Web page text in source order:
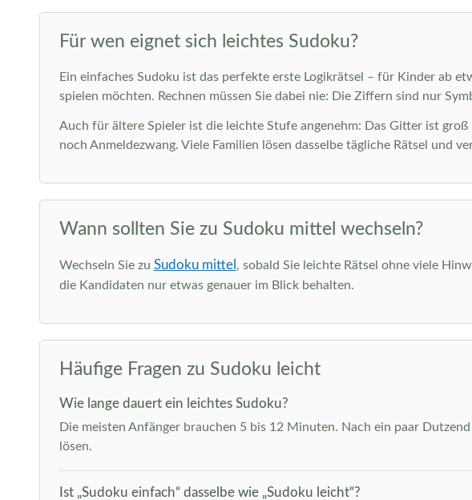
Für wen eignet sich leichtes Sudoku?
Ein einfaches Sudoku ist das perfekte erste Logikrätsel – für Kinder ab
spielen möchten. Rechnen müssen Sie dabei nie: Die Ziffern sind nur
Auch für ältere Spieler ist die leichte Stufe angenehm: Das Gitter ist
noch Anmeldezwang. Viele Familien lösen dasselbe tägliche Rätsel und
Wann sollten Sie zu Sudoku mittel wechseln?
Wechseln Sie zu Sudoku mittel , sobald Sie leichte Rätsel ohne viele
die Kandidaten nur etwas genauer im Blick behalten.
Häufige Fragen zu Sudoku leicht
Wie lange dauert ein leichtes Sudoku?
Die meisten Anfänger brauchen 5 bis 12 Minuten. Nach ein paar
lösen.
Ist „Sudoku einfach“ dasselbe wie „Sudoku leicht“?